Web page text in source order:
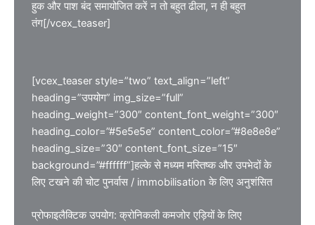
हुक और पाश बंद समायोजित करें न तो बहुत ढीला, न ही बहुत
तंग[/vcex_teaser]
[vcex_teaser style=”two” text_align=”left”
heading=”उपयोग” img_size=”full”
heading_weight=”300″ content_font_weight=”300″
heading_color=”#5e5e5e” content_color=”#8e8e8e”
heading_size=”30″ content_font_size=”15″
background=”#ffffff”]हल्के से मध्यम मस्तिष्क और उपभेदों के
लिए टखने की चोट पुनर्वास / immobilisation के लिए अनुशंसित
प्रोफाइलैक्टिक उपयोग: क्रोनिकली कमजोर एड़ियों के लिए